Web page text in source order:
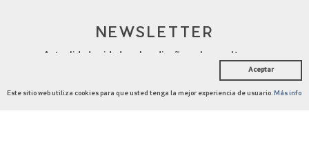
Aceptar
Este sitio web utiliza cookies para que usted tenga la mejor experiencia de usuario. Más info
NEWSLETTER
Actualidad cuidada sobre diseño, color y cultura.